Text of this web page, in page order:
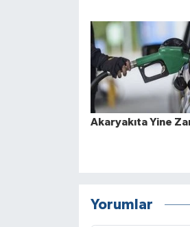
Akaryakıta Yine
Yorumlar